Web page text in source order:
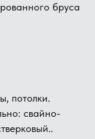
бруса
потолки.
свайно-